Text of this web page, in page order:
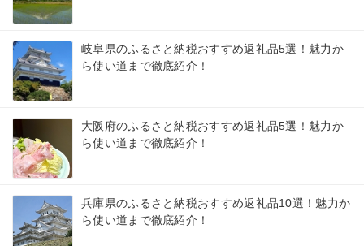
岐阜県のふるさと納税おすすめ返礼品5選！魅力か
ら使い道まで徹底紹介！
大阪府のふるさと納税おすすめ返礼品5選！魅力か
ら使い道まで徹底紹介！
兵庫県のふるさと納税おすすめ返礼品10選！魅力か
ら使い道まで徹底紹介！